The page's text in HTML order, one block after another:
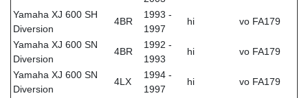
Yamaha XJ 600 SH
Diversion
4BR
1993 -
1997
hi vo FA179
Yamaha XJ 600 SN
Diversion
4BR
1992 -
1993
hi vo FA179
Yamaha XJ 600 SN
Diversion
4LX
1994 -
1997
hi vo FA179